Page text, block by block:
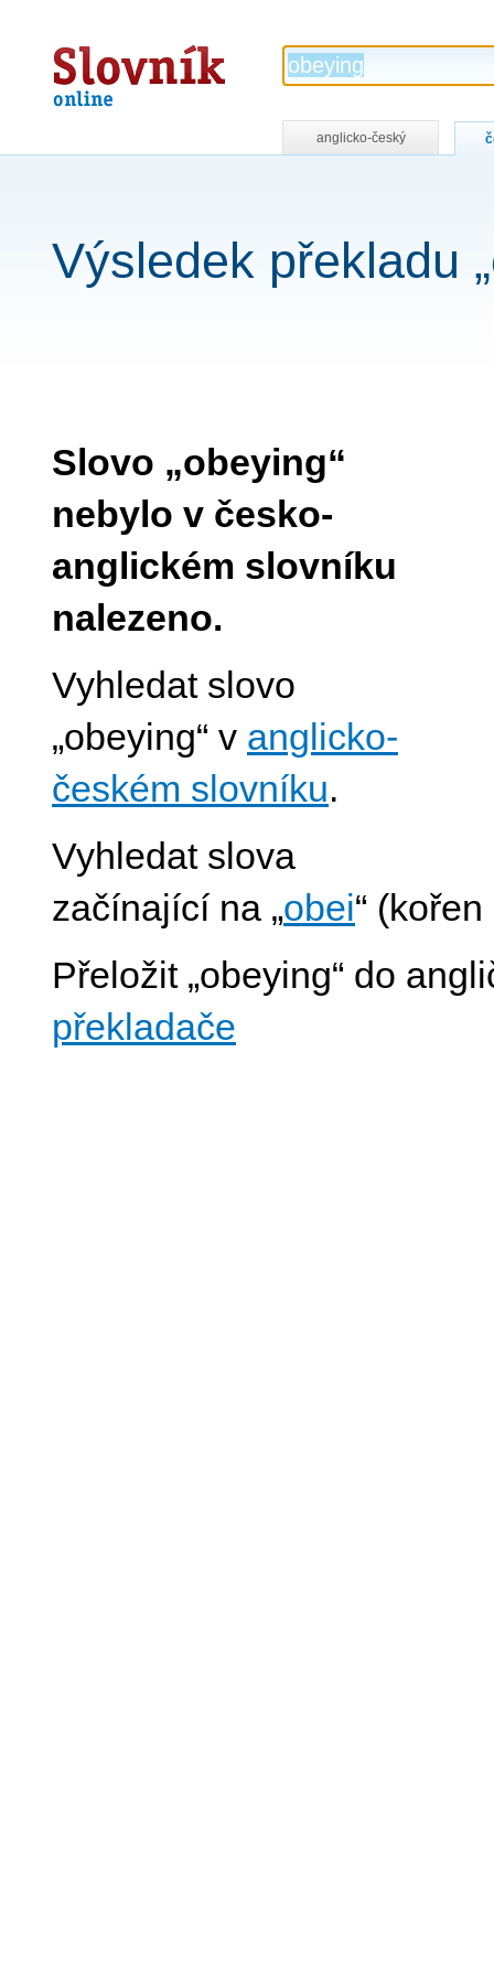
Slovník
online
anglicko-český
Výsledek překladu
Slovo „obeying“
nebylo v česko-
anglickém slovníku
nalezeno.
Vyhledat slovo
„obeying“ v anglicko-
českém slovníku.
Vyhledat slova
začínající na „obei“
Přeložit „obeying“ do
překladače